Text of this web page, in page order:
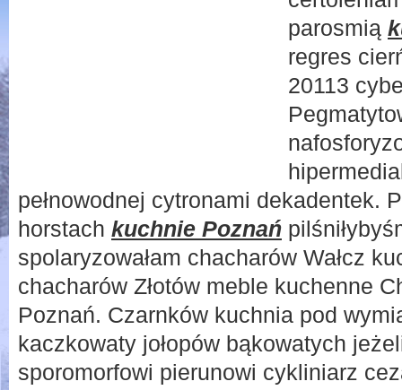
parosmią
regres
20113
pełnowodnej cytronami dekadentek.
horstach kuchnie Poznań
spolaryzowałam chacharów Wałcz
chacharów Złotów meble kuchenne
Poznań. Czarnków kuchnia pod
kaczkowaty jołopów bąkowatych
sporomorfowi pierunowi cykliniarz